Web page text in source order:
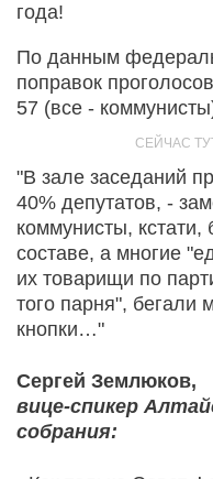
года!
По данным
поправок
57 (все -
"В зале заседаний
40% депутатов, -
коммунисты,
составе, а многие
их товарищи по
того парня",
кнопки…"
Сергей Землюков,
вице-спикер
собрания: